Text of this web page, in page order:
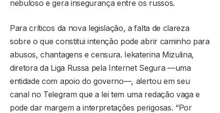
nebuloso e gera insegurança entre os russos.
Para críticos da nova legislação, a falta de clareza
sobre o que constitui intenção pode abrir caminho para
abusos, chantagens e censura. Iekaterina Mizulina,
diretora da Liga Russa pela Internet Segura —uma
entidade com apoio do governo—, alertou em seu
canal no Telegram que a lei tem uma redação vaga e
pode dar margem a interpretações perigosas. “Por